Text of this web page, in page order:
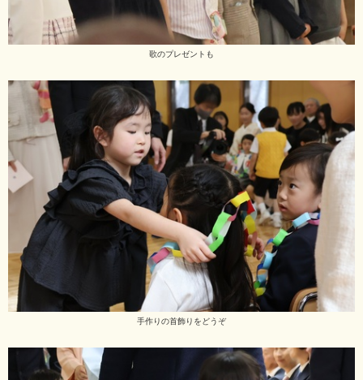
歌のプレゼントも
手作りの首飾りをどうぞ